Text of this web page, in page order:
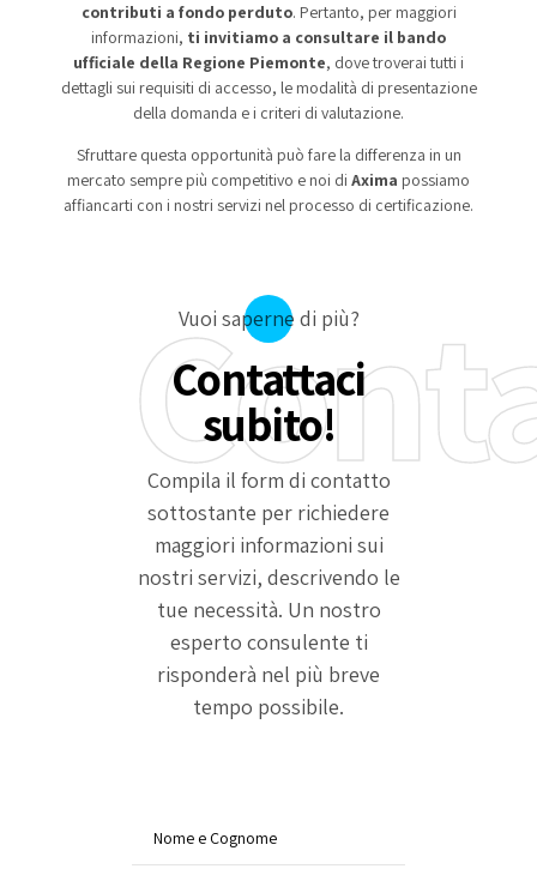
contributi a fondo perduto. Pertanto, per maggiori
informazioni, ti invitiamo a consultare il bando
ufficiale della Regione Piemonte, dove troverai tutti i
dettagli sui requisiti di accesso, le modalità di presentazione
della domanda e i criteri di valutazione.
Sfruttare questa opportunità può fare la differenza in un
mercato sempre più competitivo e noi di Axima possiamo
affiancarti con i nostri servizi nel processo di certificazione.
Vuoi saperne di più?
Contattaci
subito!
Compila il form di contatto
sottostante per richiedere
maggiori informazioni sui
nostri servizi, descrivendo le
tue necessità. Un nostro
esperto consulente ti
risponderà nel più breve
tempo possibile.